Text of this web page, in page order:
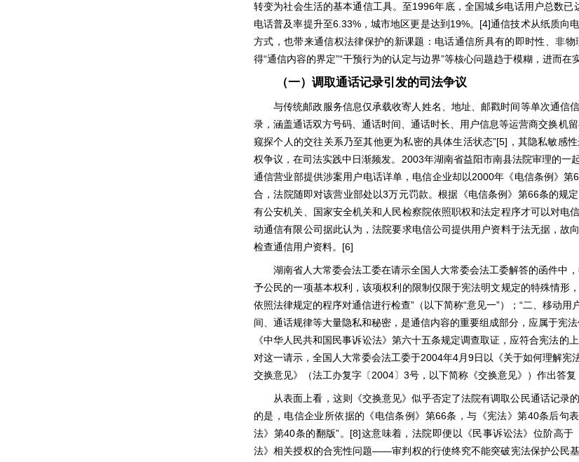
转变为社会生活的基本通信工具。至 1996年底，全国城乡电话用户总数已
电话普及率提升至6.33%，城市地区更是达到 19%。 [4]通信技术从纸质向
方式，也带来通信权法律保护的新课题：电话通信所具有的即时性、非
得“通信内容的界定”“干预行为的认定与边界”等核心问题趋于模糊，进而在
（一）调取通话记录引发的司法争议
与传统邮政服务信息仅承载收寄人姓名、地址、邮戳时间等单次通信
录，涵盖通话双方号码、通话时间、通话时长、用户信息等运营商交换机
窥探个人的交往关系乃至其他更为私密的具体生活状态”[5] ，其隐私敏感
权争议，在司法实践中日渐频发。 2003年湖南省益阳市南县法院审理的一
通信营业部提供涉案用户电话详单，电信企业却以2000年《电信条例》第
合，法院随即对该营业部处以3万元罚款。根据《电信条例》第66条的规
有公安机关、国家安全机关和人民检察院依照职权和法定程序才可以对电
动通信有限公司据此认为，法院要求电信公司提供用户资料于法无据，故
检查通信用户资料。 [6]
湖南省人大常委会法工委在请示全国人大常委会法工委解答的函件中
予公民的一项基本权利，该项权利的限制仅限于宪法明文规定的特殊情形
依照法律规定的程序对通信进行检查” （以下简称“意见一”）； “二、移动用
间、通话规律等大量隐私和秘密，是通信内容的重要组成部分，应属于宪
《中华人民共和国民事诉讼法》第六十五条规定调查取证，应符合宪法的
对这一请示，全国人大常委会法工委于2004年4月 9 日以《关于如何理解宪
交换意见》（法工办复字〔 2004 〕 3号，以下简称《交换意见》）作出答
从表面上看，这则《交换意见》似乎否定了法院有调取公民通话记录
的是，电信企业所依据的《电信条例》第66条，与《宪法》第40条后句
法》第40条的翻版”。 [8]这意味着，法院即便以《民事诉讼法》位阶高
法》相关授权的合宪性问题——审判权的行使终究不能突破宪法保护公民